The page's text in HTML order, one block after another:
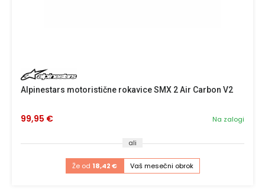
Alpinestars motoristične rokavice SMX 2 Air Carbon V2
Na zalogi
99,95 €
ali
Že od 18,42 € Vaš mesečni obrok